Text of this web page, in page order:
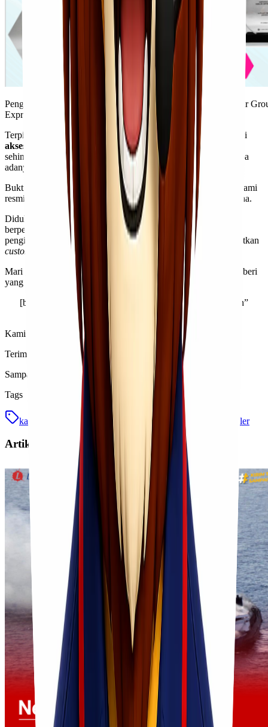
Penghargaan Lionel Express sebagai Best Cargo Agent Lion Air
Express
Terpilih sebagai best cargo agent
Lion Air Group memberi kami
akses untuk pengiriman tercepat dengan kualitas terbaik
sehingga barang Kawan Lio
dapat tiba bahkan lebih cepat tanpa
adanya kerusakan atau kecacatan pada barang.
Buktinya, kami sudah mengirim lebih dari 6 juta barang sejak kami
resmi beroperasi dan dipercaya oleh business owners
di luar sana.
Didukung oleh talenta-talenta kami yang profesional dan
berpengalaman di bidangnya, kami akan memberikan layanan
pengiriman jalur udara terbaik yang dapat membantu meningkatkan
customer satisfaction
bahkan bisnis Kawan Lio
Mari gunakan
jasa ekspedisi & cargo udara
kami untuk memberi
yang terbaik kepada
Kawan Lio
[button link=”https://wa.me/6281260005092″ color=”green”
newwindow=”yes”] Gunakan Jasa Kami[/button]
Kami menantikan panggilan dari
Kawan Lio
Terima kasih sudah membaca artikel ini & semoga bermanfaat!
Sampai berjumpa di artikel-artikel kami berikutnya!
Tags
kargo kargo atau reguler opsi layanan kargo reguler
Artikel Terkait